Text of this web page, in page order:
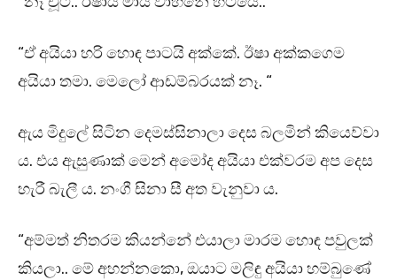
“ඒ අයියා හරි හොඳ පාටයි අක්කේ. ඊෂා අක්කගෙම
අයියා තමා. මෙලෝ ආඩම්බරයක් නෑ. “
ඇය මිදුලේ සිටින දෙමස්සිනාලා දෙස බලමින් කියෙව්වා
ය. එය ඇසුණාක් මෙන් අමෝද අයියා එක්වරම අප දෙස
හැරී බැලී ය. නංගී සිනා සී අත වැනුවා ය.
“අම්මත් නිතරම කියන්නේ එයාලා මාරම හොඳ පවුලක්
කියලා.. මේ අහන්නකො, ඔයාට මලිඳු අයියා හම්බුණේ